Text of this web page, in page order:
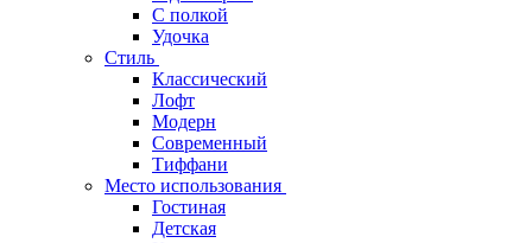
С полкой
Удочка
Стиль
Классический
Лофт
Модерн
Современный
Тиффани
Место использования
Гостиная
Детская